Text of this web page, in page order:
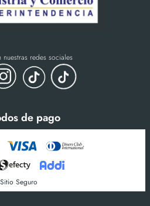
nuestras redes sociales
de pago
Sitio Seguro